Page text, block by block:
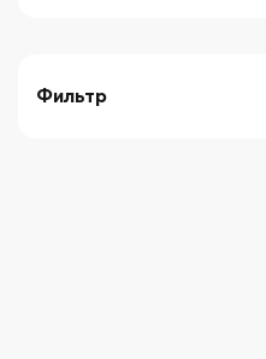
Фильтр